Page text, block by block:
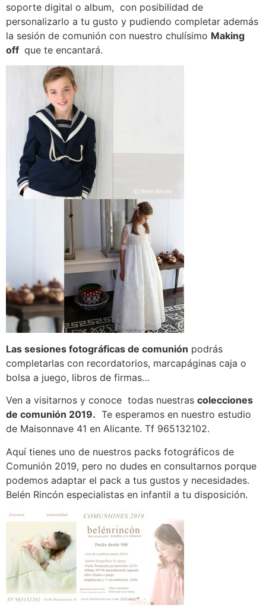
soporte digital o album, con posibilidad de
personalizarlo a tu gusto y pudiendo completar además
la sesión de comunión con nuestro chulísimo Making
off que te encantará.
Las sesiones fotográficas de comunión podrás
completarlas con recordatorios, marcapáginas caja o
bolsa a juego, libros de firmas…
Ven a visitarnos y conoce todas nuestras colecciones
de comunión 2019. Te esperamos en nuestro estudio
de Maisonnave 41 en Alicante. Tf 965132102.
Aquí tienes uno de nuestros packs fotográficos de
Comunión 2019, pero no dudes en consultarnos porque
podemos adaptar el pack a tus gustos y necesidades.
Belén Rincón especialistas en infantil a tu disposición.